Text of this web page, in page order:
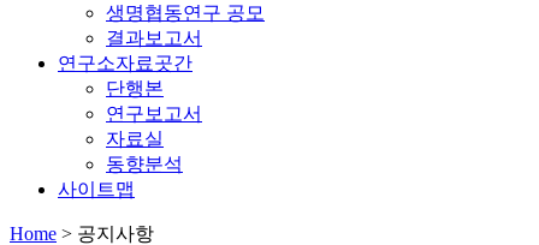
생명협동연구 공모
결과보고서
연구소자료곳간
단행본
연구보고서
자료실
동향분석
사이트맵
Home > 공지사항